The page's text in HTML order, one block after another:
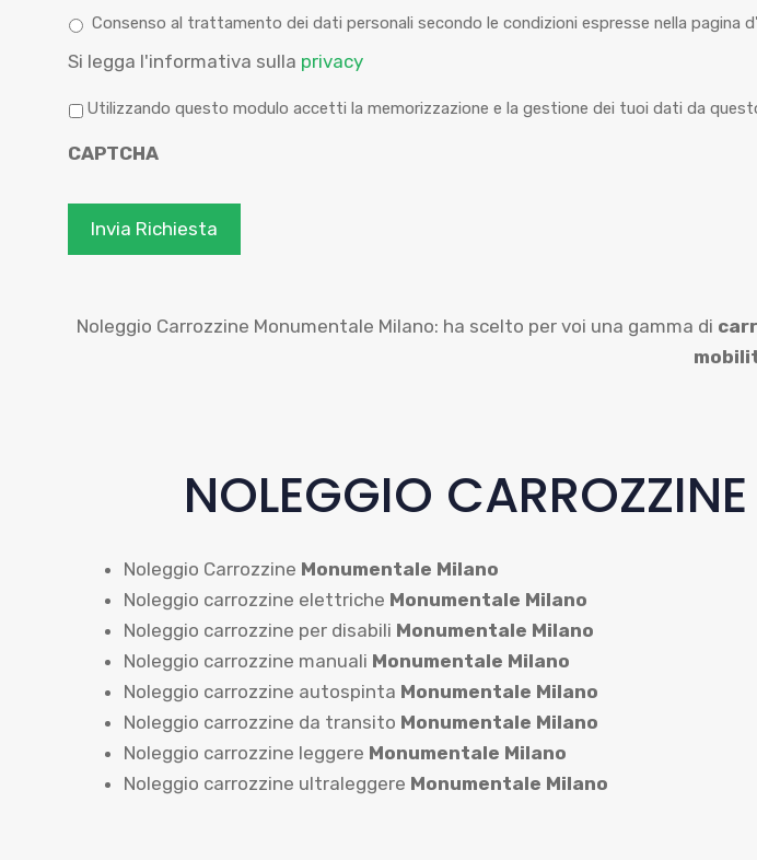
Consenso al trattamento dei dati personali secondo le condizioni espresse nella pagina
Si legga l'informativa sulla privacy
P
i
a
y
Utilizzando questo modulo accetti la memorizzazione e la gestione dei tuoi dati da
CAPTCHA
Noleggio Carrozzine Monumentale Milano: ha scelto per voi una gamma di
NOLEGGIO
Noleggio Carrozzine Monumentale Milano
Noleggio carrozzine elettriche Monumentale Milano
Noleggio carrozzine per disabili Monumentale Milano
Noleggio carrozzine manuali Monumentale Milano
Noleggio carrozzine autospinta Monumentale Milano
Noleggio carrozzine da transito Monumentale Milano
Noleggio carrozzine leggere Monumentale Milano
Noleggio carrozzine ultraleggere Monumentale Milano